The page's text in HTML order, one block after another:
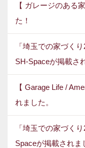
【 ガレージのある
た！
「埼玉での家づく
SH-Spaceが掲載さ
【 Garage Life /
れました。
「埼玉での家づく
Spaceが掲載されま